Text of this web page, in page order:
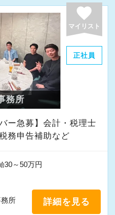
ます！
favorite
マイリスト
正社員
務所
ー急募】会計・税理士
務申告補助など
30～50万円
所 詳細を見る